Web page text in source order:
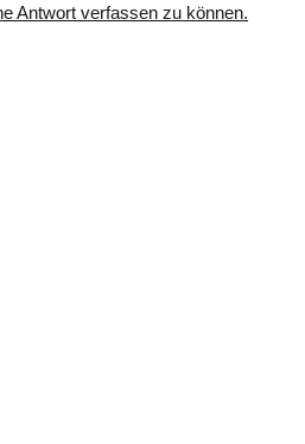
Antwort verfassen zu können.